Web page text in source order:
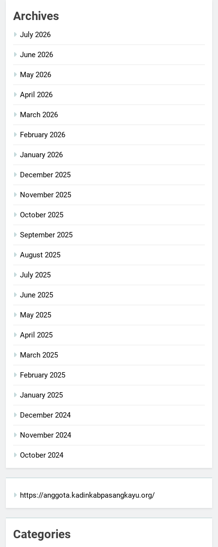
Archives
July 2026
June 2026
May 2026
April 2026
March 2026
February 2026
January 2026
December 2025
November 2025
October 2025
September 2025
August 2025
July 2025
June 2025
May 2025
April 2025
March 2025
February 2025
January 2025
December 2024
November 2024
October 2024
https://anggota.kadinkabpasangkayu.org/
Categories